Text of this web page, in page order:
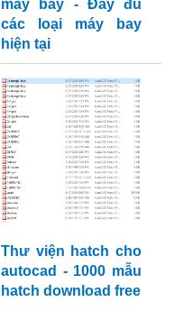
máy bay - Đầy đủ
các loại máy bay
hiện tại
Thư viện hatch cho
autocad - 1000 mẫu
hatch download free